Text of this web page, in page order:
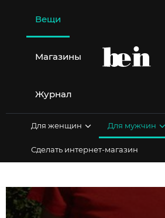
содержимому
Вещи
Магазины
Журнал
Для женщин Для мужчин
Сделать интернет-магазин